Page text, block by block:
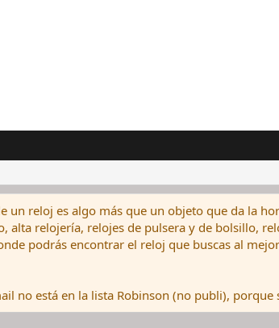
reloj es algo más que un objeto que da la
alta relojería, relojes de pulsera y de bolsillo,
podrás encontrar el reloj que buscas al
no está en la lista Robinson (no publi), porque